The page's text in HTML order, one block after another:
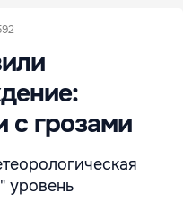
с грозами
уровень